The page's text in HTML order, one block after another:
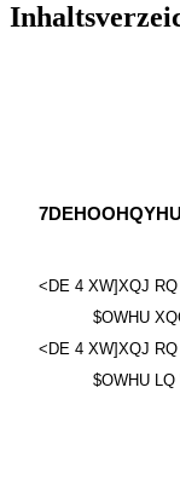
<DE 4 XW]XQJ
$OWHU
<DE 4 XW]XQJ
$OWHU